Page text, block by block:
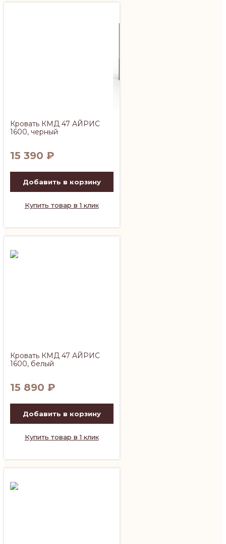
Кровать КМД 47 АЙРИС
1600, черный
15 390 ₽
Добавить в корзину
Купить товар в 1 клик
Кровать КМД 47 АЙРИС
1600, белый
15 890 ₽
Добавить в корзину
Купить товар в 1 клик